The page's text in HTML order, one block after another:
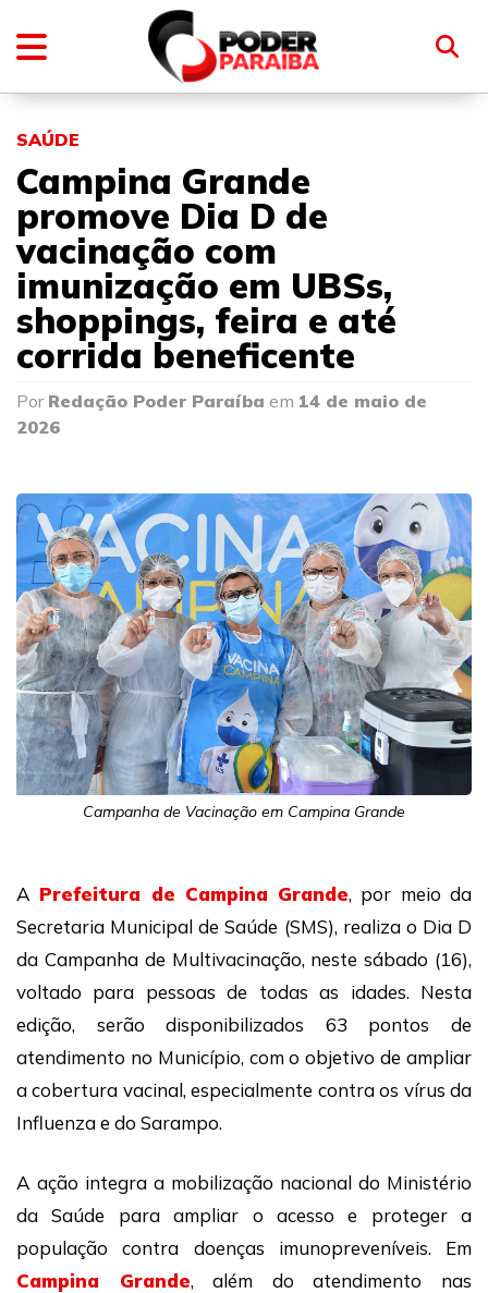
SAÚDE
Campina Grande
promove Dia D de
vacinação com
imunização em UBSs,
shoppings, feira e até
corrida beneficente
Por Redação Poder Paraíba em 14 de maio de
2026
Campanha de Vacinação em Campina Grande
A Prefeitura de Campina Grande, por meio da
Secretaria Municipal de Saúde (SMS), realiza o Dia D
da Campanha de Multivacinação, neste sábado (16),
voltado para pessoas de todas as idades. Nesta
edição, serão disponibilizados 63 pontos de
atendimento no Município, com o objetivo de ampliar
a cobertura vacinal, especialmente contra os vírus da
Influenza e do Sarampo.
A ação integra a mobilização nacional do Ministério
da Saúde para ampliar o acesso e proteger a
população contra doenças imunopreveníveis. Em
Campina Grande, além do atendimento nas